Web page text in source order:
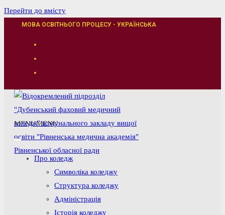
Перейти до вмісту
МОВА ОСВІТНЬОГО ПРОЦЕСУ - УКРАЇНСЬКА
MENUMENU
Про коледж
Символіка коледжу
Структура коледжу
Адміністрація
Історія коледжу